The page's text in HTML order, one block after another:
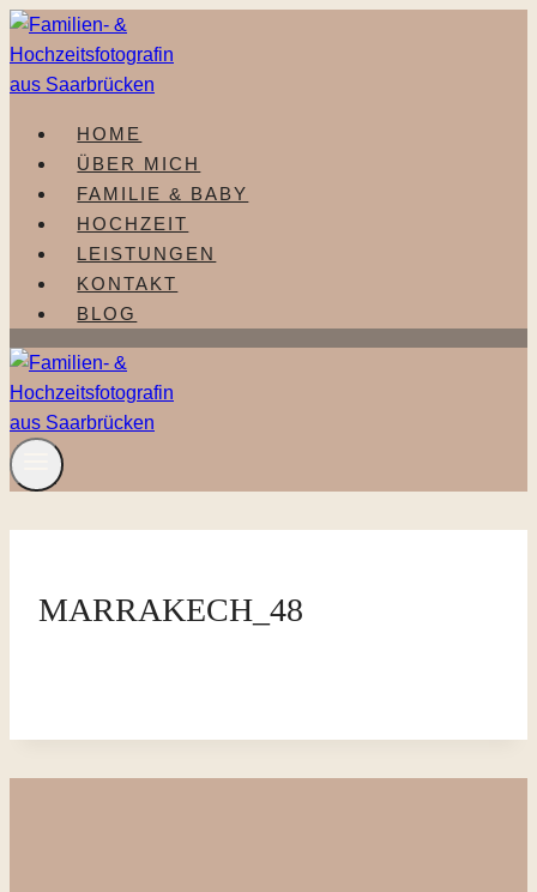
Zum
Inhalt
springen
HOME
ÜBER MICH
FAMILIE & BABY
HOCHZEIT
LEISTUNGEN
KONTAKT
BLOG
MARRAKECH_48